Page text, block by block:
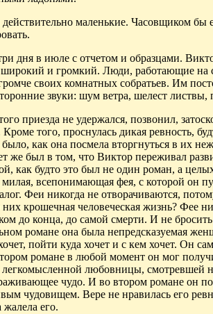
маленькие. Часовщиком бы
дня в июле с отчетом и образцами.
широкий и громкий. Люди, работающие на
своих комнатных собратьев. Им
звуки: шум ветра, шелест листвы,
приезда не удержался, позвонил,
того, проснулась дикая ревность,
как она посмела вторгнуться в их
же был в том, что Виктор переживал
как будто это был не один роман, а
всепонимающая фея, с которой он
Феи никогда не отворачиваются,
крошечная человеческая жизнь? Фее
до конца, до самой смерти. И не
романе она была непредсказуемая
пойти куда хочет и с кем хочет. Он
романе в любой момент он мог
легкомысленной любовницы, смотревшей
чудо. И во втором романе он
чудовищем. Вере не нравилась его
жалела его.